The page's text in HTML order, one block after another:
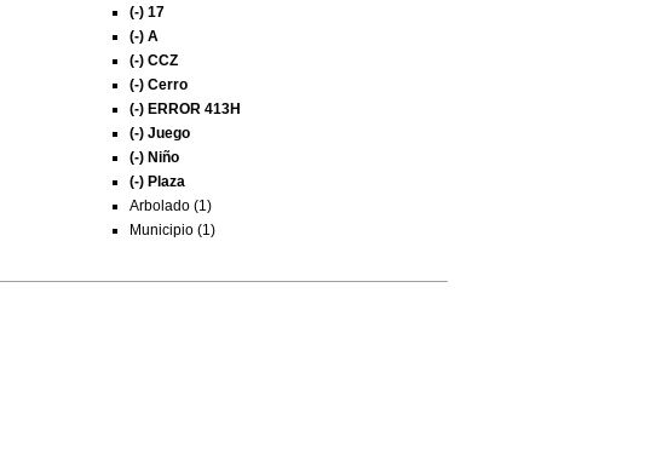
(-) 17
(-) A
(-) CCZ
(-) Cerro
(-) ERROR 413H
(-) Juego
(-) Niño
(-) Plaza
Arbolado (1)
Municipio (1)